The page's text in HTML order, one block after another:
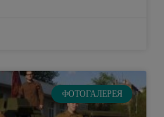
ФОТОГАЛЕРЕЯ